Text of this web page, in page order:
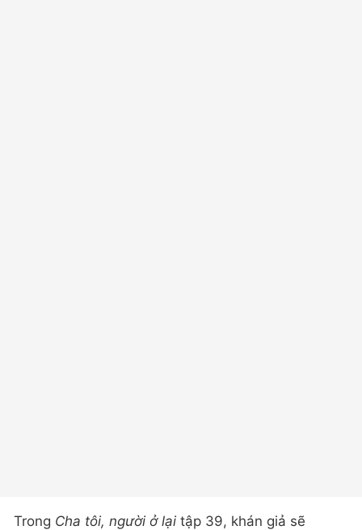
Trong Cha tôi, người ở lại tập 39, khán giả sẽ